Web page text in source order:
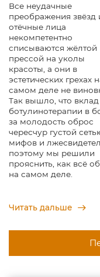
Все неудачные
преображения звёзд
отёчные лица
некомпетентно
списываются жёлтой
прессой на уколы
красоты, а они в
эстетических грехах
самом деле не
Так вышло, что вклад
ботулинотерапии в
за молодость оброс
чересчур густой
мифов и
поэтому мы решили
прояснить, как всё
на самом деле.
Читать дальше